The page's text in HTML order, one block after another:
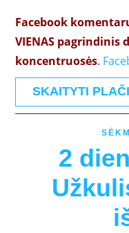
Facebook
VIENAS pagrindinis
koncentruosės.
SKAITYTI
2